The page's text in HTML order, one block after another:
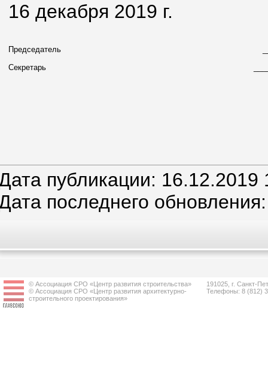
16 декабря 2019 г.
Председатель
Секретарь
публикации: 16.12.2019
последнего
© Ассоциация СРО «Центр развития строительства»
© Ассоциация СРО «Центр развития архитектурно-
строительного проектирования»
191025, г. Санкт-
Телефоны: 8 (812)